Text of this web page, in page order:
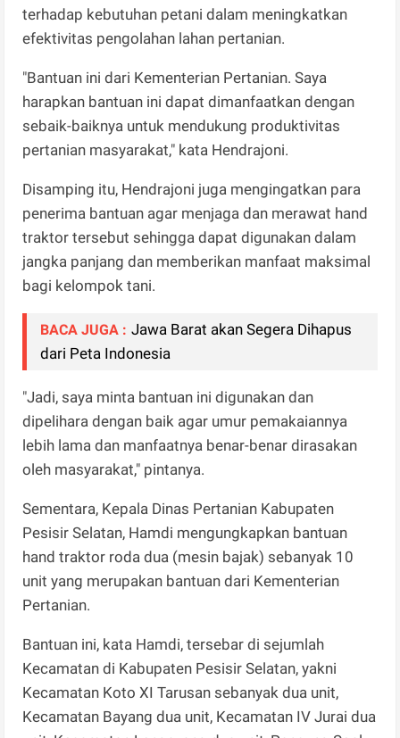
terhadap kebutuhan petani dalam meningkatkan
efektivitas pengolahan lahan pertanian.
"Bantuan ini dari Kementerian Pertanian. Saya
harapkan bantuan ini dapat dimanfaatkan dengan
sebaik-baiknya untuk mendukung produktivitas
pertanian masyarakat," kata Hendrajoni.
Disamping itu, Hendrajoni juga mengingatkan para
penerima bantuan agar menjaga dan merawat hand
traktor tersebut sehingga dapat digunakan dalam
jangka panjang dan memberikan manfaat maksimal
bagi kelompok tani.
BACA JUGA : Jawa Barat akan Segera Dihapus
dari Peta Indonesia
"Jadi, saya minta bantuan ini digunakan dan
dipelihara dengan baik agar umur pemakaiannya
lebih lama dan manfaatnya benar-benar dirasakan
oleh masyarakat," pintanya.
Sementara, Kepala Dinas Pertanian Kabupaten
Pesisir Selatan, Hamdi mengungkapkan bantuan
hand traktor roda dua (mesin bajak) sebanyak 10
unit yang merupakan bantuan dari Kementerian
Pertanian.
Bantuan ini, kata Hamdi, tersebar di sejumlah
Kecamatan di Kabupaten Pesisir Selatan, yakni
Kecamatan Koto XI Tarusan sebanyak dua unit,
Kecamatan Bayang dua unit, Kecamatan IV Jurai dua